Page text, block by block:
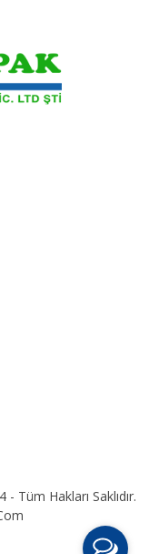
- Tüm Hakları Saklıdır.